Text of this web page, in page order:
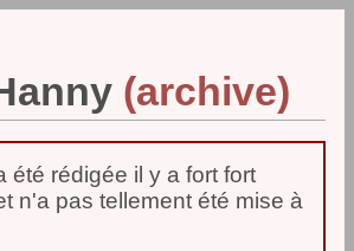
été rédigée il y a fort fort
n'a pas tellement été mise à